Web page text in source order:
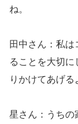
ね。
田中さん：私
ることを大切
りかけてあげる
星さん：うちの